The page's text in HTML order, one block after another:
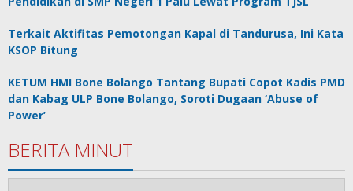
Terkait Aktifitas Pemotongan Kapal di Tandurusa, Ini Kata
KSOP Bitung
KETUM HMI Bone Bolango Tantang Bupati Copot Kadis PMD
dan Kabag ULP Bone Bolango, Soroti Dugaan ‘Abuse of
Power’
BERITA MINUT